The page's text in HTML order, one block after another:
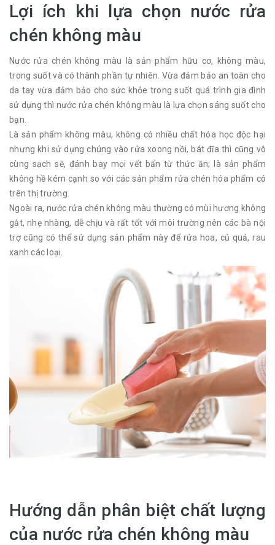
Lợi ích khi lựa chọn nước rửa
chén không màu
Nước rửa chén không màu là sản phẩm hữu cơ, không màu,
trong suốt và có thành phần tự nhiên. Vừa đảm bảo an toàn cho
da tay vừa đảm bảo cho sức khỏe trong suốt quá trình gia đình
sử dụng thì nước rửa chén không màu là lựa chọn sáng suốt cho
bạn.
Là sản phẩm không màu, không có nhiều chất hóa học độc hại
nhưng khi sử dụng chúng vào rửa xoong nồi, bát đĩa thì cũng vô
cùng sạch sẽ, đánh bay mọi vết bẩn từ thức ăn; là sản phẩm
không hề kém cạnh so với các sản phẩm rửa chén hóa phẩm có
trên thị trường.
Ngoài ra, nước rửa chén không màu thường có mùi hương không
gắt, nhẹ nhàng, dễ chịu và rất tốt với môi trường nên các bà nội
trợ cũng có thể sử dụng sản phẩm này để rửa hoa, củ quả, rau
xanh các loại.
Hướng dẫn phân biệt chất lượng
của nước rửa chén không màu